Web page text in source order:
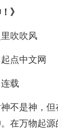
》
吹吹风
点中文网
载
不是神，
在万物起